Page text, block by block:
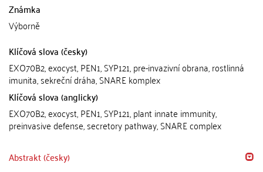
Známka
Výborně
Klíčová slova (česky)
EXO70B2, exocyst, PEN1, SYP121, pre-invazivní obrana, rostlinná
imunita, sekreční dráha, SNARE komplex
Klíčová slova (anglicky)
EXO70B2, exocyst, PEN1, SYP121, plant innate immunity,
preinvasive defense, secretory pathway, SNARE complex
Abstrakt (česky)